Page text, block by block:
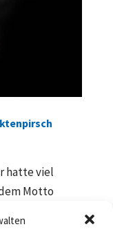
hatte viel
Motto
die